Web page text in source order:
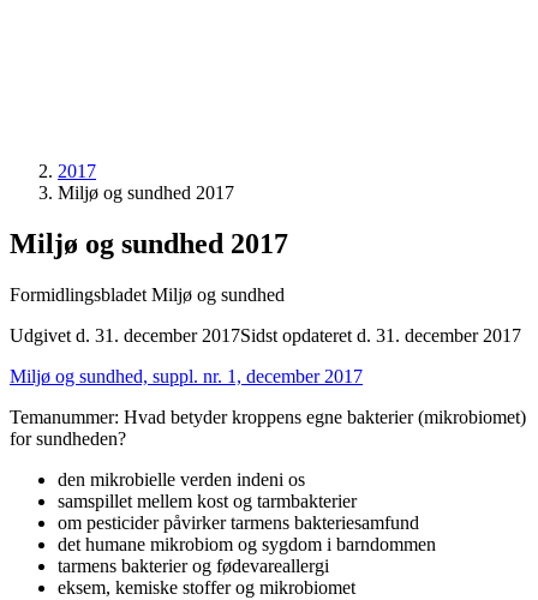
2017
Miljø og sundhed 2017
Miljø og sundhed 2017
Formidlingsbladet Miljø og sundhed
Udgivet d. 31. december 2017Sidst opdateret d. 31. december 2017
Miljø og sundhed, suppl. nr. 1, december 2017
Temanummer: Hvad betyder kroppens egne bakterier (mikrobiomet)
for sundheden?
den mikrobielle verden indeni os
samspillet mellem kost og tarmbakterier
om pesticider påvirker tarmens bakteriesamfund
det humane mikrobiom og sygdom i barndommen
tarmens bakterier og fødevareallergi
eksem, kemiske stoffer og mikrobiomet